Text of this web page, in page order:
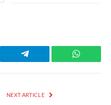
Telegram
NEXT ARTICLE